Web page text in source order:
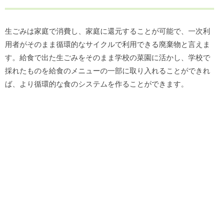
生ごみは家庭で消費し、家庭に還元することが可能で、一次利
用者がそのまま循環的なサイクルで利用できる廃棄物と言えま
す。給食で出た生ごみをそのまま学校の菜園に活かし、学校で
採れたものを給食のメニューの一部に取り入れることができれ
ば、より循環的な食のシステムを作ることができます。